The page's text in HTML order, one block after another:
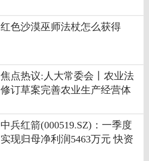
红色沙漠巫师法杖怎么获得
焦点热议:人大常委会丨农业法
修订草案完善农业生产经营体
中兵红箭(000519.SZ)：一季度
实现归母净利润5463万元 快资